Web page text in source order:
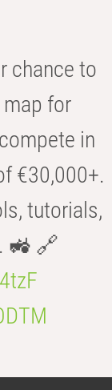
chance to
for
in
€30,000+.
tutorials,
🚜 🔗